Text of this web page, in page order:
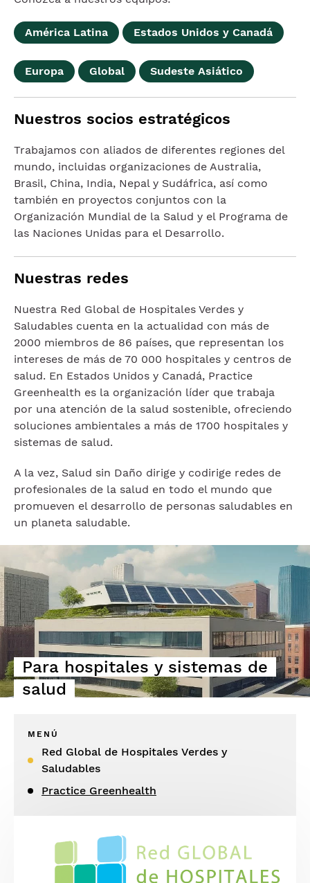
América Latina Estados Unidos y Canadá
Europa Global Sudeste Asiático
Nuestros socios estratégicos
Trabajamos con aliados de diferentes regiones del
mundo, incluidas organizaciones de Australia,
Brasil, China, India, Nepal y Sudáfrica, así como
también en proyectos conjuntos con la
Organización Mundial de la Salud y el Programa de
las Naciones Unidas para el Desarrollo.
Nuestras redes
Nuestra Red Global de Hospitales Verdes y
Saludables cuenta en la actualidad con más de
2000 miembros de 86 países, que representan los
intereses de más de 70 000 hospitales y centros de
salud. En Estados Unidos y Canadá, Practice
Greenhealth es la organización líder que trabaja
por una atención de la salud sostenible, ofreciendo
soluciones ambientales a más de 1700 hospitales y
sistemas de salud.
A la vez, Salud sin Daño dirige y codirige redes de
profesionales de la salud en todo el mundo que
promueven el desarrollo de personas saludables en
un planeta saludable.
Para hospitales y sistemas de
salud
MENÚ
Red Global de Hospitales Verdes y
Saludables
Practice Greenhealth